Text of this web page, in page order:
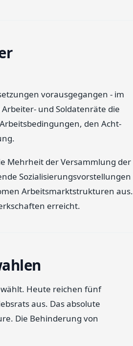
vorausgegangen - im
und Soldatenräte die
den Acht-
Mehrheit der Versammlung der
Sozialisierungsvorstellungen
Arbeitsmarktstrukturen aus.
erreicht.
Heute reichen fünf
aus. Das absolute
Die Behinderung von